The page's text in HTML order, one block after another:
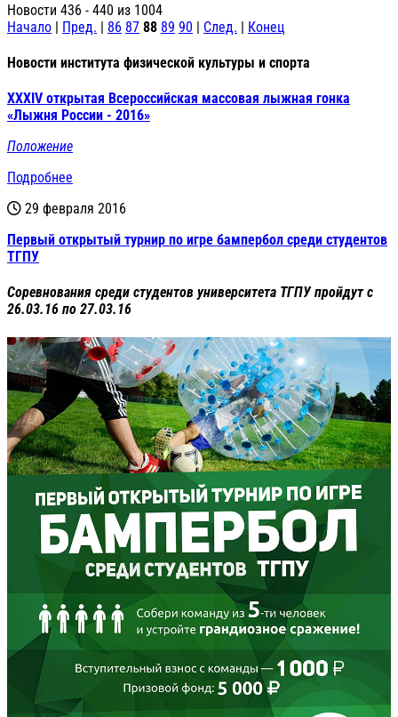
Новости 436 - 440 из 1004
Начало | Пред. | 86 87 88 89 90 | След. | Конец
Новости института физической культуры и спорта
XXXIV открытая Всероссийская массовая лыжная гонка
«Лыжня России - 2016»
Положение
Подробнее
29 февраля 2016
Первый открытый турнир по игре бампербол среди студентов
ТГПУ
Соревнования среди студентов университета ТГПУ пройдут с
26.03.16 по 27.03.16